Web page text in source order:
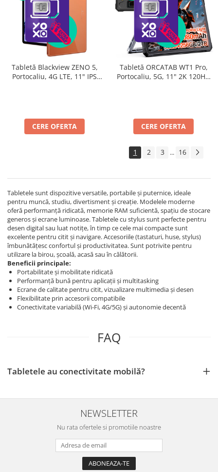
Tabletă Blackview ZENO 5,
Portocaliu, 4G LTE, 11" IPS
SIM
CERE OFERTA
Tabletă ORCATAB WT1 Pro,
Portocaliu, 5G, 11" 2K 120Hz,
Vision, Android 15, Lumină
Camping 380lm
CERE OFERTA
1 2 3 ... 16
Tabletele sunt dispozitive versatile, portabile și puternice, ideale
pentru muncă, studiu, divertisment și creație. Modelele moderne
oferă performanță ridicată, memorie RAM suficientă, spațiu de stocare
generos și ecrane luminoase. Tabletele cu stylus sunt perfecte pentru
desen digital sau luat notițe, în timp ce cele mai compacte sunt
excelente pentru citit și navigare. Accesoriile (tastaturi, huse, stylus)
îmbunătățesc confortul și productivitatea. Sunt potrivite pentru
utilizare la birou, școală, acasă sau în călătorii.
Beneficii principale:
Portabilitate și mobilitate ridicată
Performanță bună pentru aplicații și multitasking
Ecrane de calitate pentru citit, vizualizare multimedia și desen
Flexibilitate prin accesorii compatibile
Conectivitate variabilă (Wi‑Fi, 4G/5G) și autonomie decentă
FAQ
Tabletele au conectivitate mobilă?
NEWSLETTER
Nu rata ofertele si promotiile noastre